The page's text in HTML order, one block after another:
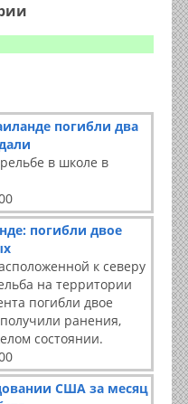
погибли два
в школе в
погибли двое
к северу
на территории
погибли двое
ранения,
состоянии.
США за месяц